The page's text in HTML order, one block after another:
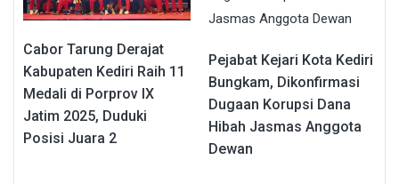
Cabor Tarung Derajat
Kabupaten Kediri Raih 11
Medali di Porprov IX
Jatim 2025, Duduki
Posisi Juara 2
Pejabat Kejari Kota Kediri
Bungkam, Dikonfirmasi
Dugaan Korupsi Dana
Hibah Jasmas Anggota
Dewan